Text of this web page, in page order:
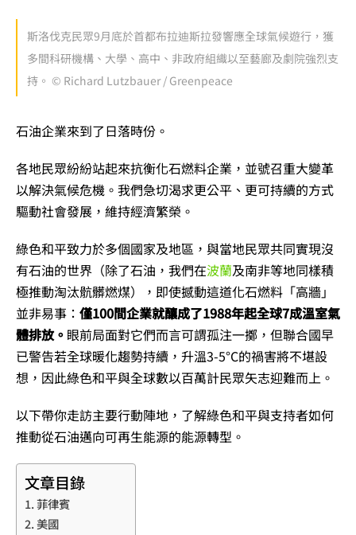
斯洛伐克民眾9月底於首都布拉迪斯拉發響應全球氣候遊行，獲
多間科研機構、大學、高中、非政府組織以至藝廊及劇院強烈支
持。 © Richard Lutzbauer / Greenpeace
石油企業來到了日落時份。
各地民眾紛紛站起來抗衡化石燃料企業，並號召重大變革
以解決氣候危機。我們急切渴求更公平、更可持續的方式
驅動社會發展，維持經濟繁榮。
綠色和平致力於多個國家及地區，與當地民眾共同實現沒
有石油的世界（除了石油，我們在波蘭及南非等地同樣積
極推動淘汰骯髒燃煤），即使撼動這道化石燃料「高牆」
並非易事： 僅100間企業就釀成了1988年起全球7成溫室氣
體排放。 眼前局面對它們而言可謂孤注一擲，但聯合國早
已警告若全球暖化趨勢持續，升溫3-5°C的禍害將不堪設
想，因此綠色和平與全球數以百萬計民眾矢志迎難而上。
以下帶你走訪主要行動陣地，了解綠色和平與支持者如何
推動從石油邁向可再生能源的能源轉型。
文章目錄
菲律賓
美國